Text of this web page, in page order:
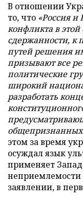
В отношении
то, что «Россия
конфликта в
сдержанности, к
путей решения
призывают все
политические
широкий
разработать
общепризнанных
этом за время
осуждал язык
применяет
неприемлемости
заявлении, в